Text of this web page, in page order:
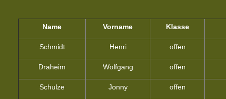
Name Vorname Klasse
Schmidt Henri offen
Draheim Wolfgang offen
Schulze Jonny offen